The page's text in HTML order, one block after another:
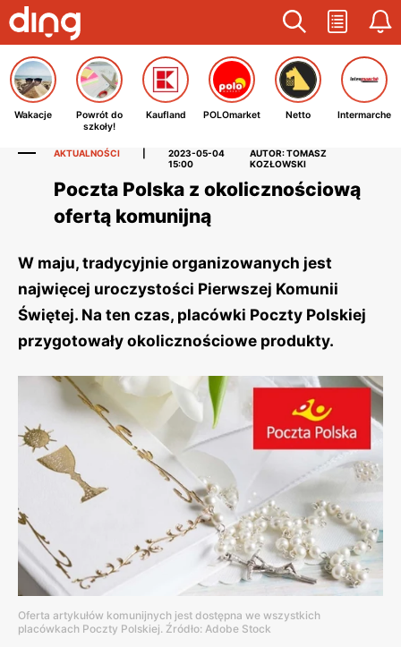
Wakacje
Powrót do
szkoły!
Kaufland POLOmarket Netto Intermarche
AKTUALNOŚCI
2023-05-04
15:00
AUTOR: TOMASZ
KOZŁOWSKI
Poczta Polska z okolicznościową
ofertą komunijną
W maju, tradycyjnie organizowanych jest
najwięcej uroczystości Pierwszej Komunii
Świętej. Na ten czas, placówki Poczty Polskiej
przygotowały okolicznościowe produkty.
Oferta artykułów komunijnych jest dostępna we wszystkich
placówkach Poczty Polskiej. Źródło: Adobe Stock